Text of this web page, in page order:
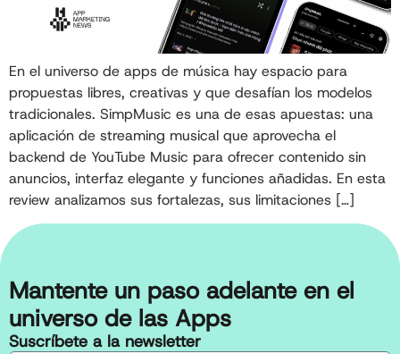
En el universo de apps de música hay espacio para
propuestas libres, creativas y que desafían los modelos
tradicionales. SimpMusic es una de esas apuestas: una
aplicación de streaming musical que aprovecha el
backend de YouTube Music para ofrecer contenido sin
anuncios, interfaz elegante y funciones añadidas. En esta
review analizamos sus fortalezas, sus limitaciones […]
Mantente un paso adelante en el
universo de las Apps
Suscríbete a la newsletter